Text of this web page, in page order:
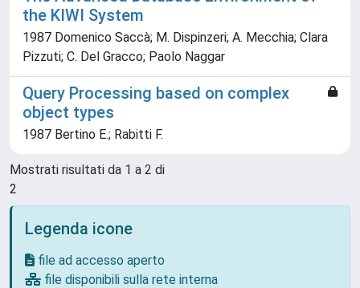
the KIWI System
1987 Domenico Saccà; M. Dispinzeri; A. Mecchia; Clara
Pizzuti; C. Del Gracco; Paolo Naggar
Query Processing based on complex
object types
1987 Bertino E.; Rabitti F.
Mostrati risultati da 1 a 2 di
2
Legenda icone
file ad accesso aperto
file disponibili sulla rete interna